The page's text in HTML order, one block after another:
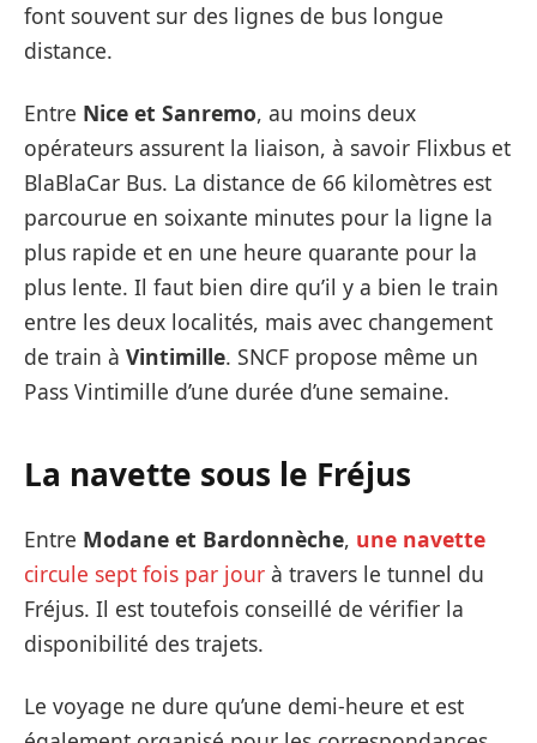
font souvent sur des lignes de bus longue
distance.
Entre Nice et Sanremo, au moins deux
opérateurs assurent la liaison, à savoir Flixbus et
BlaBlaCar Bus. La distance de 66 kilomètres est
parcourue en soixante minutes pour la ligne la
plus rapide et en une heure quarante pour la
plus lente. Il faut bien dire qu’il y a bien le train
entre les deux localités, mais avec changement
de train à Vintimille. SNCF propose même un
Pass Vintimille d’une durée d’une semaine.
La navette sous le Fréjus
Entre Modane et Bardonnèche, une navette
circule sept fois par jour à travers le tunnel du
Fréjus. Il est toutefois conseillé de vérifier la
disponibilité des trajets.
Le voyage ne dure qu’une demi-heure et est